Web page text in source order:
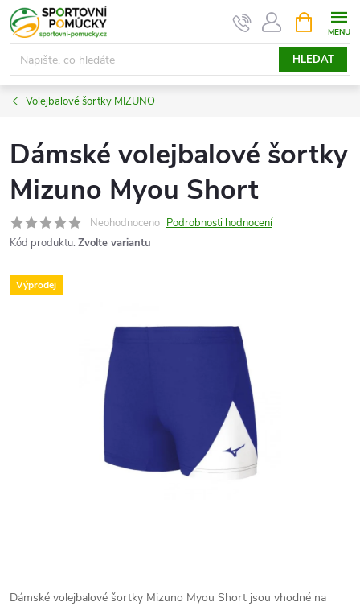
Přejít
na
obsah
HLEDAT
NÁKUPNÍ
KOŠÍK
Volejbalové šortky MIZUNO
Dámské volejbalové šortky
Mizuno Myou Short
Neohodnoceno Podrobnosti hodnocení
Kód produktu: Zvolte variantu
Výprodej
Dámské volejbalové šortky Mizuno Myou Short jsou vhodné na